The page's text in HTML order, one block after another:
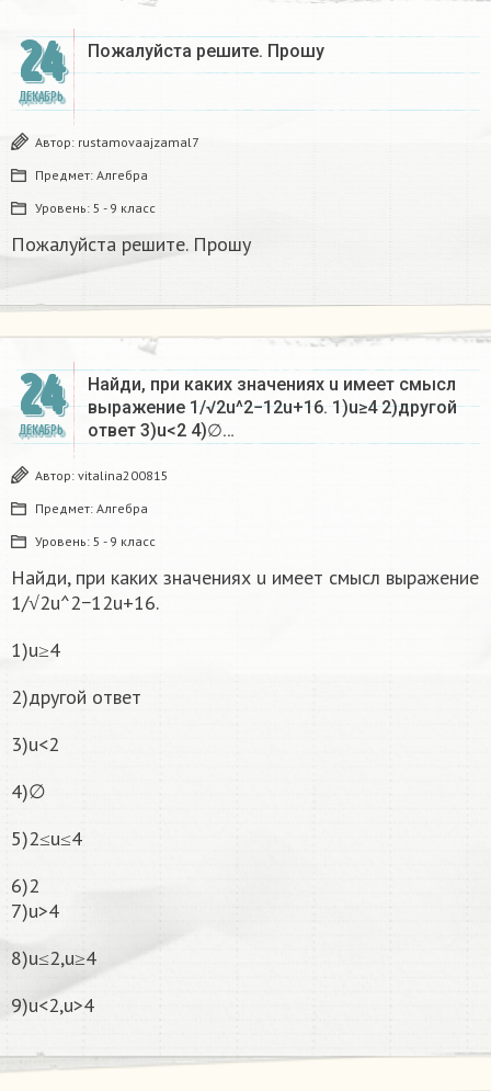
24
ДЕКАБРЬ
Пожалуйста решите. Прошу
Автор: rustamovaajzamal7
Предмет: Алгебра
Уровень: 5 - 9 класс
Пожалуйста решите. Прошу
24
ДЕКАБРЬ
Найди, при каких значениях u имеет смысл
выражение 1/√2u^2−12u+16. 1)u≥4 2)другой
ответ 3)u<2 4)∅…
Автор: vitalina200815
Предмет: Алгебра
Уровень: 5 - 9 класс
Найди, при каких значениях u имеет смысл выражение
1/√2u^2−12u+16.
1)u≥4
2)другой ответ
3)u<2
4)∅
5)2≤u≤4
6)2
7)u>4
8)u≤2,u≥4
9)u<2,u>4